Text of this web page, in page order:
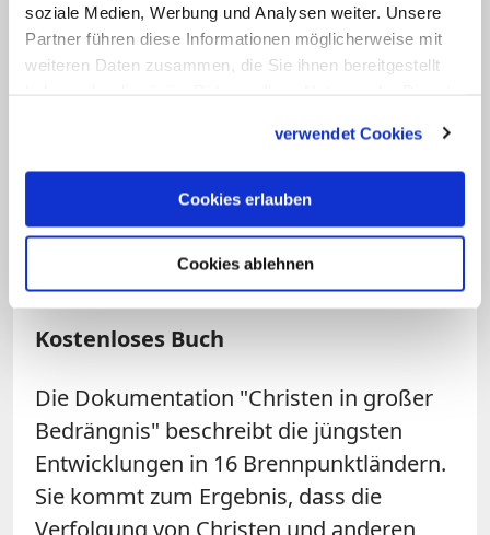
soziale Medien, Werbung und Analysen weiter. Unsere
Partner führen diese Informationen möglicherweise mit
weiteren Daten zusammen, die Sie ihnen bereitgestellt
verwendet Cookies
Cookies erlauben
Cookies ablehnen
Welt zu vergiften". Sein Land brauche von
derwestlichen Welt mehr militärische,
Bischof die neue Regierung seines
Landes unter Präsident Muhammadu
Buhari. Diese kämpfe ernsthaft gegen
Boko Haramund gegen die Korruption,
ohne die es die Sekte gar nicht gäbe.
Kostenloses Buch
Die Dokumentation "Christen in großer
Bedrängnis" beschreibt die jüngsten
Entwicklungen in 16 Brennpunktländern.
Sie kommt zum Ergebnis, dass die
Verfolgung von Christen und anderen